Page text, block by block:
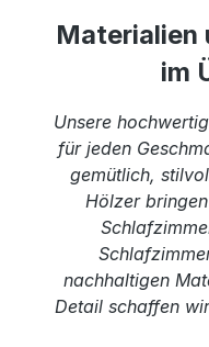
Materialien
im
Unsere
für jeden
gemütlich,
Hölzer
nachhaltigen
Detail schaffen